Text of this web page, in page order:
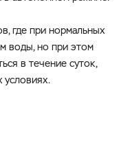
где при нормальных
воды, но при этом
в течение суток,
условиях.